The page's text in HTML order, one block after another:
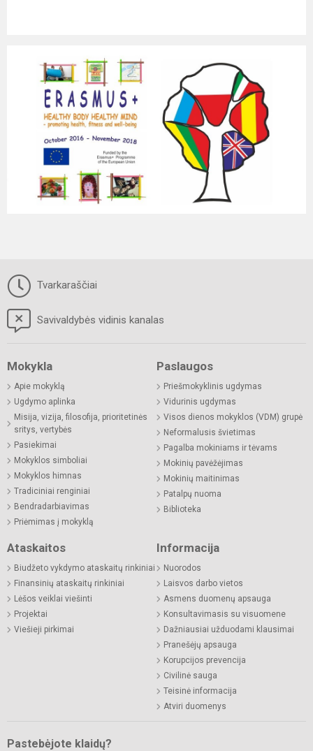
Tvarkaraščiai
Savivaldybės vidinis kanalas
Mokykla
Apie mokyklą
Ugdymo aplinka
Misija, vizija, filosofija, prioritetinės
sritys, vertybės
Pasiekimai
Mokyklos simboliai
Mokyklos himnas
Tradiciniai renginiai
Bendradarbiavimas
Priėmimas į mokyklą
Paslaugos
Priešmokyklinis ugdymas
Vidurinis ugdymas
Visos dienos mokyklos (VDM) grupė
Neformalusis švietimas
Pagalba mokiniams ir tėvams
Mokinių pavėžėjimas
Mokinių maitinimas
Patalpų nuoma
Biblioteka
Ataskaitos
Biudžeto vykdymo ataskaitų rinkiniai
Finansinių ataskaitų rinkiniai
Lėšos veiklai viešinti
Projektai
Viešieji pirkimai
Informacija
Nuorodos
Laisvos darbo vietos
Asmens duomenų apsauga
Konsultavimasis su visuomene
Dažniausiai užduodami klausimai
Pranešėjų apsauga
Korupcijos prevencija
Civilinė sauga
Teisinė informacija
Atviri duomenys
Pastebėjote klaidų?